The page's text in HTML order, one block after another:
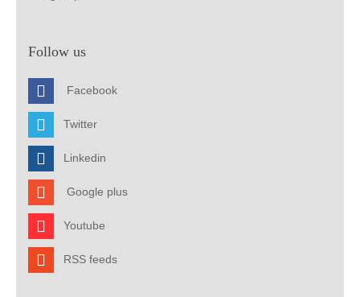
Follow us
Facebook
Twitter
Linkedin
Google plus
Youtube
RSS feeds